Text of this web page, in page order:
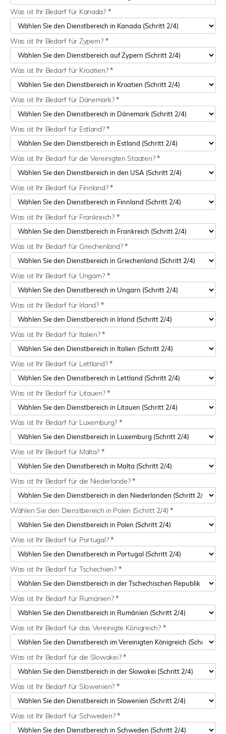
Was ist Ihr Bedarf für Kanada? *
Was ist Ihr Bedarf für Zypern? *
Was ist Ihr Bedarf für Kroatien?*
Was ist Ihr Bedarf für Dänemark?*
Was ist Ihr Bedarf für Estland?*
Was ist Ihr Bedarf für die Vereinigten Staaten?*
Was ist Ihr Bedarf für Finnland?*
Was ist Ihr Bedarf für Frankreich? *
Was ist Ihr Bedarf für Griechenland?*
Was ist Ihr Bedarf für Ungarn? *
Was ist Ihr Bedarf für Irland? *
Was ist Ihr Bedarf für Italien?*
Was ist Ihr Bedarf für Lettland?*
Was ist Ihr Bedarf für Litauen?*
Was ist Ihr Bedarf für Luxemburg? *
Was ist Ihr Bedarf für Malta? *
Was ist Ihr Bedarf für die Niederlande?*
Wählen Sie den Dienstbereich in Polen (Schritt 2/4) *
Was ist Ihr Bedarf für Portugal?*
Was ist Ihr Bedarf für Tschechien? *
Was ist Ihr Bedarf für Rumänien?*
Was ist Ihr Bedarf für das Vereinigte Königreich? *
Was ist Ihr Bedarf für die Slowakei?*
Was ist Ihr Bedarf für Slowenien? *
Was ist Ihr Bedarf für Schweden?*